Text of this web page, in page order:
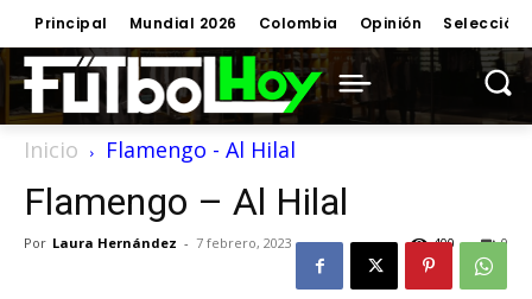
Principal Mundial 2026 Colombia Opinión Selección
Inicio Flamengo - Al Hilal
Flamengo – Al Hilal
Por Laura Hernández - 7 febrero, 2023 0
400